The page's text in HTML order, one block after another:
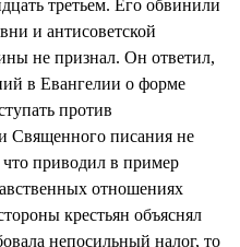
третьем. Его обвинили
и антисоветской
не признал. Он ответил,
в Евангелии о форме
против
Священного писания не
приводил в пример
отношениях
крестьян объяснял
непосильный налог, то